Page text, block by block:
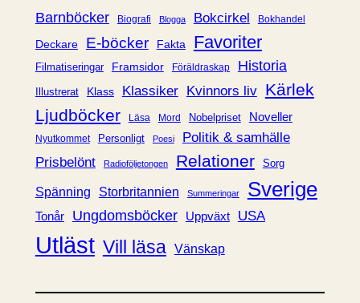
r
i
Barnböcker Biografi Blogga Bokcirkel Bokhandel
Deckare E-böcker Fakta Favoriter
Filmatiseringar Framsidor Föräldraskap Historia
Illustrerat Klass Klassiker Kvinnors liv Kärlek
Ljudböcker
Läsa Mord Nobelpriset Noveller
Nyutkommet Personligt Poesi
Politik & samhälle
Prisbelönt
Radioföljetongen Relationer Sorg
Spänning Storbritannien Summeringar Sverige
Tonår Ungdomsböcker Uppväxt USA
Utläst Vill läsa Vänskap